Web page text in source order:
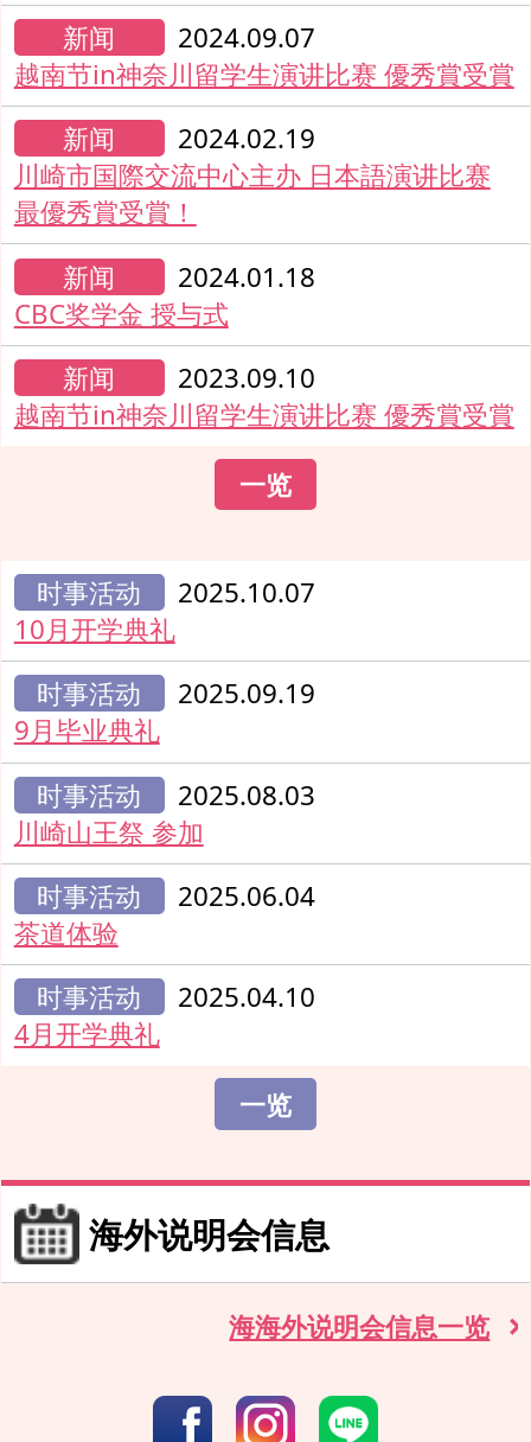
新闻
2024.09.07
越南节in神奈川留学生演讲比赛 優秀賞受賞
新闻
2024.02.19
川崎市国際交流中心主办 日本語演讲比赛
最優秀賞受賞！
新闻
2024.01.18
CBC奖学金 授与式
新闻
2023.09.10
越南节in神奈川留学生演讲比赛 優秀賞受賞
一览
时事活动
2025.10.07
10月开学典礼
时事活动
2025.09.19
9月毕业典礼
时事活动
2025.08.03
川崎山王祭 参加
时事活动
2025.06.04
茶道体验
时事活动
2025.04.10
4月开学典礼
一览
海外说明会信息
海海外说明会信息一览